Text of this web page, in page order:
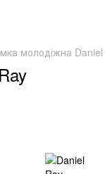
молодіжна